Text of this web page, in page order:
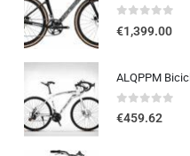
0out of 5
€1,399.00
0out of 5
€459.62